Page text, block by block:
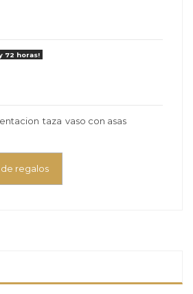
72 horas!
taza vaso con asas
regalos